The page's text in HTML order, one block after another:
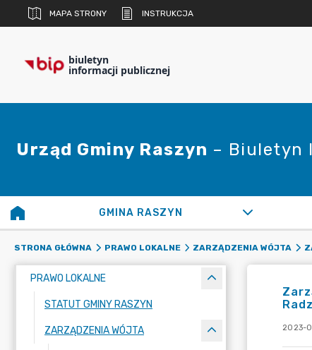
MAPA STRONY INSTRUKCJA
biuletyn
informacji publicznej
Urząd Gminy Raszyn – Biuletyn
GMINA RASZYN
STRONA GŁÓWNA PRAWO LOKALNE ZARZĄDZENIA WÓJTA
PRAWO LOKALNE
STATUT GMINY RASZYN
ZARZĄDZENIA WÓJTA 2023-